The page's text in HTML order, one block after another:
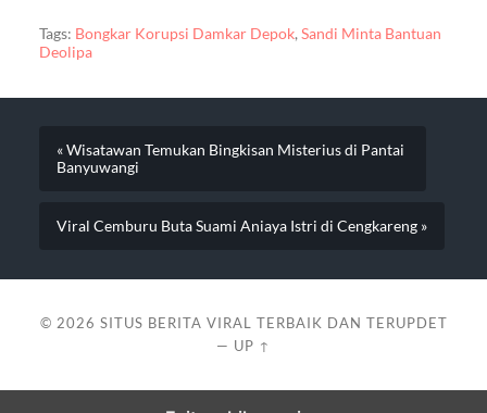
Tags: Bongkar Korupsi Damkar Depok, Sandi Minta Bantuan
Deolipa
« Wisatawan Temukan Bingkisan Misterius di Pantai
Banyuwangi
Viral Cemburu Buta Suami Aniaya Istri di Cengkareng »
© 2026 SITUS BERITA VIRAL TERBAIK DAN TERUPDET
— UP ↑